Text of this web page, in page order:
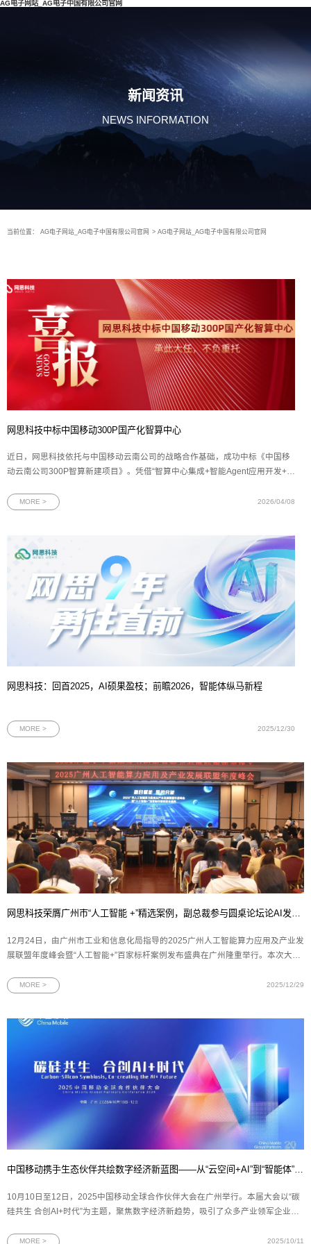
AG电子网站_AG电子中国有限公司官网
新闻资讯
NEWS INFORMATION
当前位置： AG电子网站_AG电子中国有限公司官网 > AG电子网站_AG电子中国有限公司官网
网思科技中标中国移动300P国产化智算中心
近日，网思科技依托与中国移动云南公司的战略合作基础，成功中标《中国移
动云南公司300P智算新建项目》。凭借“智算中心集成+智能Agent应用开发+全
的项目合作。此次双方再次深度合作，充分印证了网思科技AI算力服务综合实
MORE > 2026/04/08
网思科技：回首2025，AI硕果盈枝；前瞻2026，智能体纵马新程
MORE > 2025/12/30
网思科技荣膺广州市“人工智能 +”精选案例，副总裁参与圆桌论坛论AI发展态势
12月24日，由广州市工业和信息化局指导的2025广州人工智能算力应用及产业发
展联盟年度峰会暨“人工智能+”百家标杆案例发布盛典在广州隆重举行。本次大会
业交流与合作搭建重要平台。网思科技荣膺广州市第三批“人工智能+”典型案例及
MORE > 2025/12/29
中国移动携手生态伙伴共绘数字经济新蓝图——从“云空间+AI”到“智能体”，再到“数盾”可信流通
10月10日至12日，2025中国移动全球合作伙伴大会在广州举行。本届大会以“碳
硅共生 合创AI+时代”为主题，聚焦数字经济新趋势，吸引了众多产业领军企业与
中移互联网有限公司连续发布多项战略合作与产品成果——中国移动云盘携手新
MORE > 2025/10/11